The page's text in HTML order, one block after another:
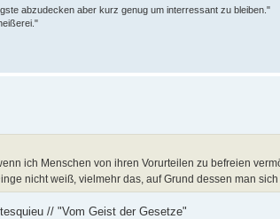
abzudecken aber kurz genug um interressant zu bleiben."
ich Menschen von ihren Vorurteilen zu befreien
nicht weiß, vielmehr das, auf Grund dessen man
// "Vom Geist der Gesetze"